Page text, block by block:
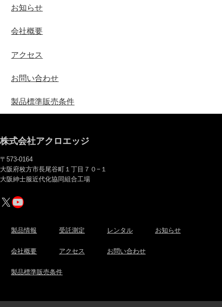
お知らせ
会社概要
アクセス
お問い合わせ
製品標準販売条件
株式会社アクロエッジ
〒573-0164
大阪府枚方市長尾谷町１丁目７０−１
大阪紳士服近代化協同組合工場
X YouTube
製品情報 受託測定 レンタル お知らせ
会社概要 アクセス お問い合わせ
製品標準販売条件